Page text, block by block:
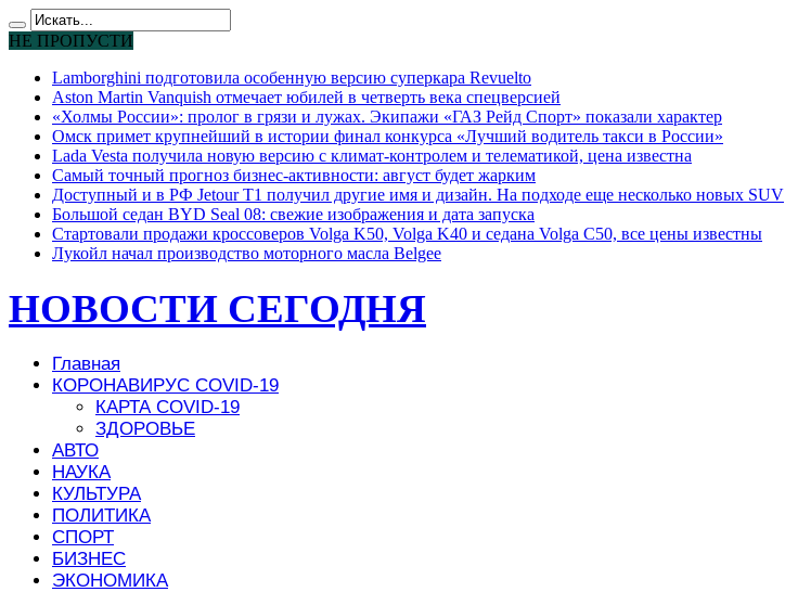
НЕ ПРОПУСТИ
Lamborghini подготовила особенную версию суперкара Revuelto
Aston Martin Vanquish отмечает юбилей в четверть века спецверсией
«Холмы России»: пролог в грязи и лужах. Экипажи «ГАЗ Рейд Спорт» показали характер
Омск примет крупнейший в истории финал конкурса «Лучший водитель такси в России»
Lada Vesta получила новую версию с климат-контролем и телематикой, цена известна
Самый точный прогноз бизнес-активности: август будет жарким
Доступный и в РФ Jetour T1 получил другие имя и дизайн. На подходе еще несколько новых SUV
Большой седан BYD Seal 08: свежие изображения и дата запуска
Стартовали продажи кроссоверов Volga K50, Volga K40 и седана Volga C50, все цены известны
Лукойл начал производство моторного масла Belgee
НОВОСТИ СЕГОДНЯ
Главная
КОРОНАВИРУС COVID-19
КАРТА COVID-19
ЗДОРОВЬЕ
АВТО
НАУКА
КУЛЬТУРА
ПОЛИТИКА
СПОРТ
БИЗНЕС
ЭКОНОМИКА